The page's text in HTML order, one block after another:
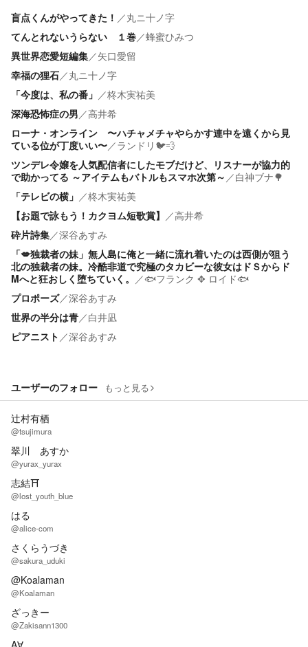
盲点くんがやってきた！ ／丸ニ十ノ字
てんとれないうらない １巻／蜂蜜ひみつ
異世界恋愛短編集／矢口愛留
幸福の狸石／丸ニ十ノ字
「今度は、私の番」 ／柊木実祐美
深海恐怖症の男／高井希
ローナ・オンライン 〜ハチャメチャやらかす連中を遠くから見
ている位が丁度いい〜／ランドリ🐦💨
ツンデレ令嬢を人気配信者にしたモブだけど、リスナーが協力的
で助かってる ～アイテムもバトルもスマホ次第～ ／白神ブナ🌳
「テレビの横」 ／柊木実祐美
【お題で詠もう！カクヨム短歌賞】 ／高井希
砕片詩集／深谷あすみ
「💋独裁者の妹」無人島に俺と一緒に流れ着いたのは西側が狙う
北の独裁者の妹。冷酷非道で究極のタカビーな彼女はドＳからド
Mへと狂おしく堕ちていく。 ／🐟フランク ✥ ロイド🐟
プロポーズ／深谷あすみ
世界の半分は青／白井凪
ピアニスト ／深谷あすみ
ユーザーのフォロー もっと見る
辻村有栖
@tsujimura
翠川 あすか
@yurax_yurax
志結⛩️
@lost_youth_blue
はる
@alice-com
さくらうづき
@sakura_uduki
@Koalaman
@Koalaman
ざっきー
@Zakisann1300
A∀